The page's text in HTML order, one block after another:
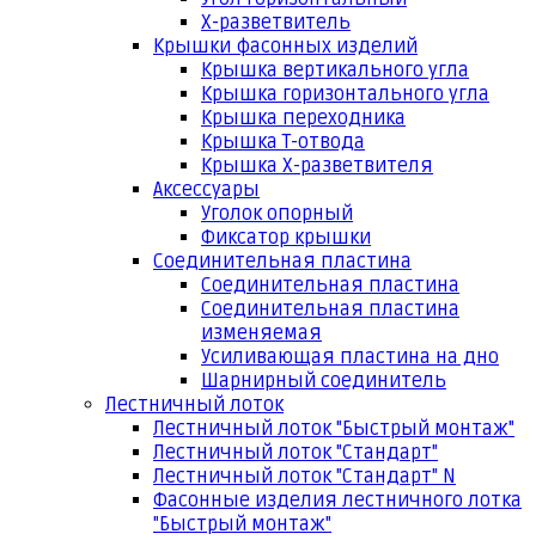
Х-разветвитель
Крышки фасонных изделий
Крышка вертикального угла
Крышка горизонтального угла
Крышка переходника
Крышка Т-отвода
Крышка Х-разветвителя
Аксессуары
Уголок опорный
Фиксатор крышки
Соединительная пластина
Соединительная пластина
Соединительная пластина
изменяемая
Усиливающая пластина на дно
Шарнирный соединитель
Лестничный лоток
Лестничный лоток "Быстрый монтаж"
Лестничный лоток "Стандарт"
Лестничный лоток "Стандарт" N
Фасонные изделия лестничного лотка
"Быстрый монтаж"